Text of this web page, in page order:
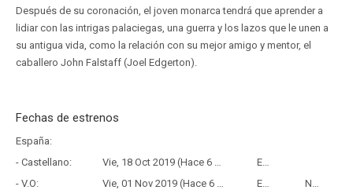
Después de su coronación, el joven monarca tendrá que aprender a
lidiar con las intrigas palaciegas, una guerra y los lazos que le unen a
su antigua vida, como la relación con su mejor amigo y mentor, el
caballero John Falstaff (Joel Edgerton).
Fechas de estrenos
España:
- Castellano:
Vie, 18 Oct 2019 (Hace 6 años y 9 meses)
Estreno
- V.O:
Vie, 01 Nov 2019 (Hace 6 años y 9 meses) Estreno
Netflix